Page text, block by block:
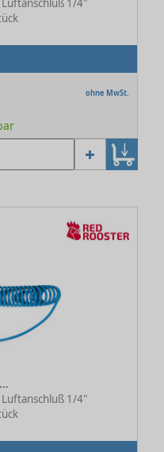
1/4"
ohne MwSt.
Spiralschläuche PT Ø8x12mm L=10m
1/4"